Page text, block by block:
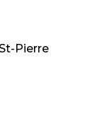
Pierre